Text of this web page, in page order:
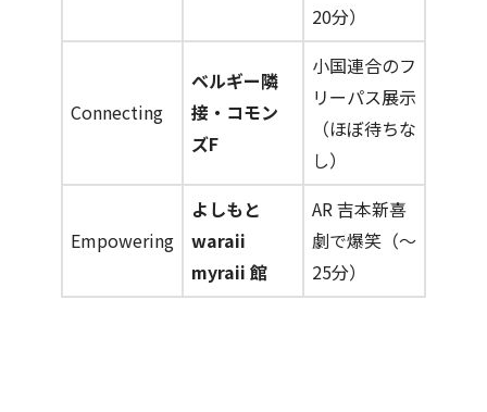
20分）
Connecting
ベルギー隣
接・コモン
ズF
小国連合のフ
リーパス展示
（ほぼ待ちな
し）
Empowering
よしもと
waraii
myraii 館
AR 吉本新喜
劇で爆笑（～
25分）